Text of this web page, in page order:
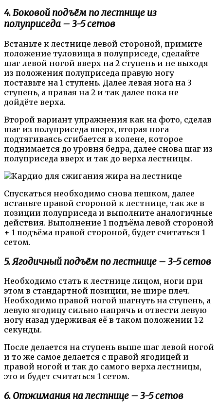
4. Боковой подъём по лестнице из
полуприседа – 3-5 сетов
Встаньте к лестнице левой стороной, примите
положение туловища в полуприседе, сделайте
шаг левой ногой вверх на 2 ступень и не выходя
из положения полуприседа правую ногу
поставьте на 1 ступень. Далее левая нога на 3
ступень, а правая на 2 и так далее пока не
дойдёте верха.
Второй вариант упражнения как на фото, сделав
шаг из полуприседа вверх, вторая нога
подтягиваясь сгибается в колене, которое
поднимается до уровня бедра, далее снова шаг из
полуприседа вверх и так до верха лестницы.
Спускаться необходимо снова пешком, далее
встаньте правой стороной к лестнице, так же в
позиции полуприседа и выполните аналогичные
действия. Выполнение 1 подъёма левой стороной
+ 1 подъёма правой стороной, будет считаться 1
сетом.
5. Ягодичный подъём по лестнице – 3-5 сетов
Необходимо стать к лестнице лицом, ноги при
этом в стандартной позиции, не шире плеч.
Необходимо правой ногой шагнуть на ступень, а
левую ягодицу сильно напрячь и отвести левую
ногу назад удерживая её в таком положении 1-2
секунды.
После делается на ступень выше шаг левой ногой
и то же самое делается с правой ягодицей и
правой ногой и так до самого верха лестницы,
это и будет считаться 1 сетом.
6. Отжимания на лестнице – 3-5 сетов